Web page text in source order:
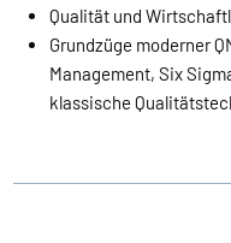
Qualität und
Grundzüge moderner
Management, Six
klassische